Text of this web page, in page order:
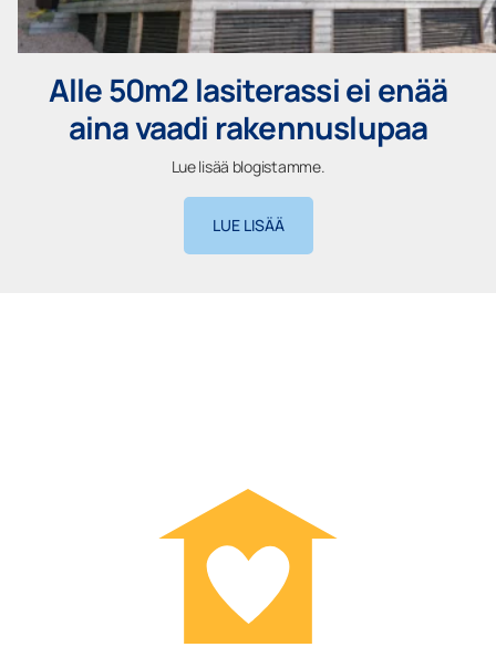
Alle 50m2 lasiterassi ei enää
aina vaadi rakennuslupaa
Lue lisää blogistamme.
LUE LISÄÄ